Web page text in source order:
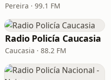
Pereira · 99.1 FM
Radio Policía Caucasia
Caucasia · 88.2 FM